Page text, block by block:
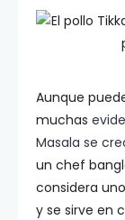
Aunque
muchas
Masala se
un chef
considera
y se sirve en